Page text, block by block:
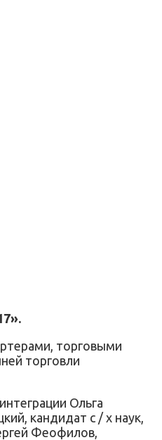
торговыми
торговли
Ольга
кандидат с / х наук,
Феофилов,